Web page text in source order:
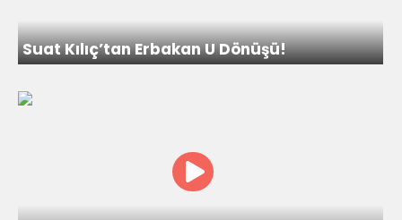
Suat Kılıç’tan Erbakan U Dönüşü!